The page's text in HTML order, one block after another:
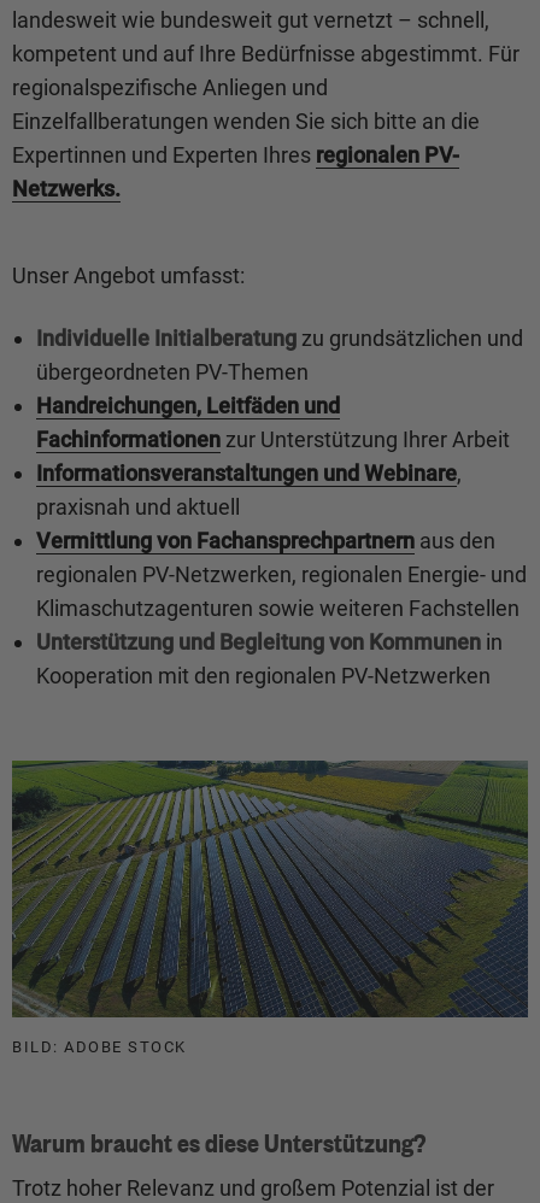
landesweit wie bundesweit gut vernetzt – schnell,
kompetent und auf Ihre Bedürfnisse abgestimmt. Für
regionalspezifische Anliegen und
Einzelfallberatungen wenden Sie sich bitte an die
Expertinnen und Experten Ihres regionalen PV-
Netzwerks.
Unser Angebot umfasst:
Individuelle Initialberatung zu grundsätzlichen und
übergeordneten PV-Themen
Handreichungen, Leitfäden und
Fachinformationen zur Unterstützung Ihrer Arbeit
Informationsveranstaltungen und Webinare,
praxisnah und aktuell
Vermittlung von Fachansprechpartnern aus den
regionalen PV-Netzwerken, regionalen Energie- und
Klimaschutzagenturen sowie weiteren Fachstellen
Unterstützung und Begleitung von Kommunen in
Kooperation mit den regionalen PV-Netzwerken
BILD: ADOBE STOCK
Warum braucht es diese Unterstützung?
Trotz hoher Relevanz und großem Potenzial ist der